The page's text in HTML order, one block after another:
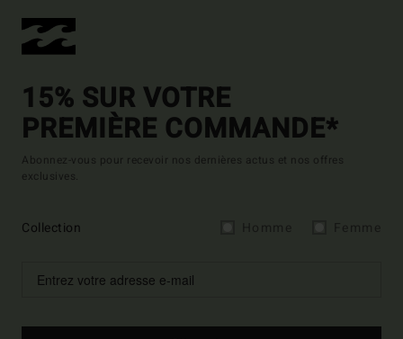
15% SUR VOTRE
PREMIÈRE COMMANDE*
Abonnez-vous pour recevoir nos dernières actus et nos offres
exclusives.
Collection